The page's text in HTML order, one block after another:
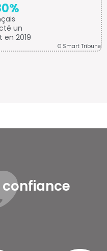
un
en 2019
© Smart Tribune